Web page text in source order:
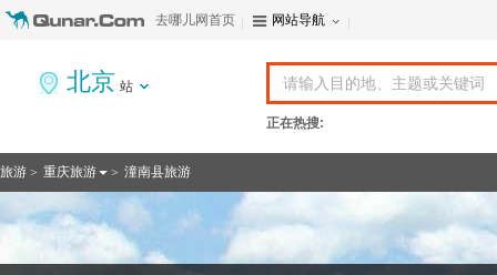
去哪儿网首页 网站导航
北京 站
正在热搜:
旅游 > 重庆旅游 > 潼南县旅游